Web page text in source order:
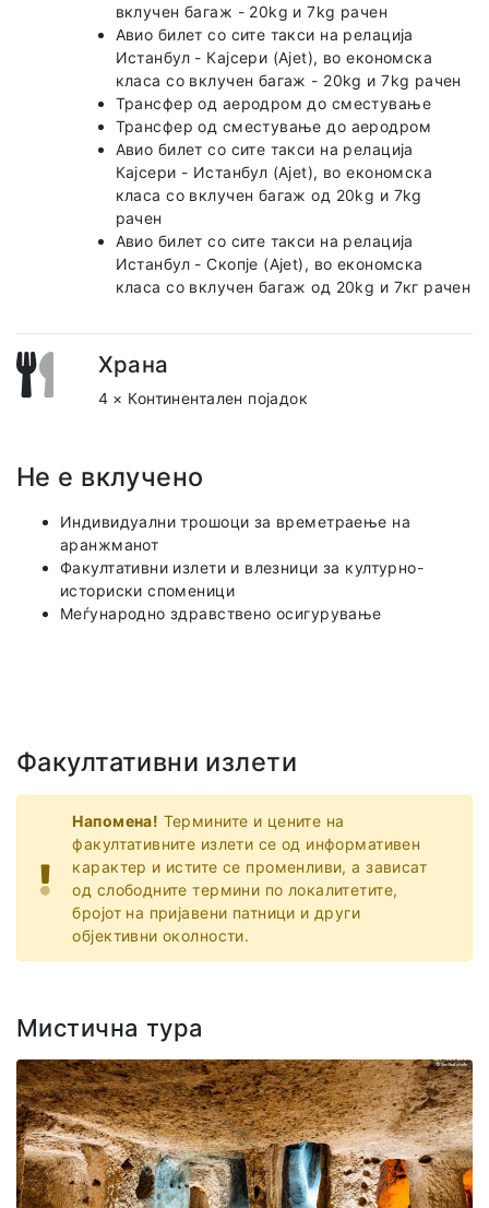
вклучен багаж - 20kg и 7kg рачен
Авио билет со сите такси на релација
Истанбул - Кајсери (Ajet), во економска
класа со вклучен багаж - 20kg и 7kg рачен
Трансфер од аеродром до сместување
Трансфер од сместување до аеродром
Авио билет со сите такси на релација
Кајсери - Истанбул (Ajet), во економска
класа со вклучен багаж од 20kg и 7kg
рачен
Авио билет со сите такси на релација
Истанбул - Скопје (Ajet), во економска
класа со вклучен багаж од 20kg и 7кг рачен
Храна
4 × Континентален појадок
Не е вклучено
Индивидуални трошоци за времетраење на
аранжманот
Факултативни излети и влезници за културно-
историски споменици
Меѓународно здравствено осигурување
Факултативни излети
Напомена! Термините и цените на
факултативните излети се од информативен
карактер и истите се променливи, а зависат
од слободните термини по локалитетите,
бројот на пријавени патници и други
објективни околности.
Мистична тура